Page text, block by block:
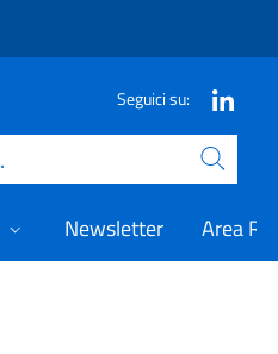
Seguici su:
Newsletter Area